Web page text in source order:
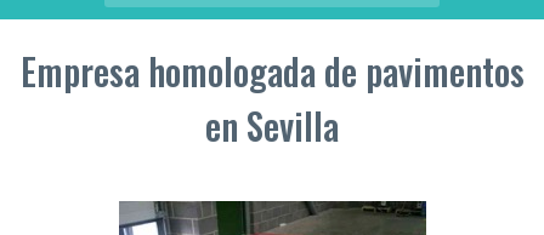
Empresa homologada de pavimentos
en Sevilla